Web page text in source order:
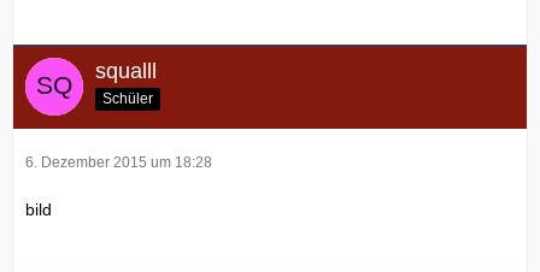
squalll
Schüler
6. Dezember 2015 um 18:28
bild